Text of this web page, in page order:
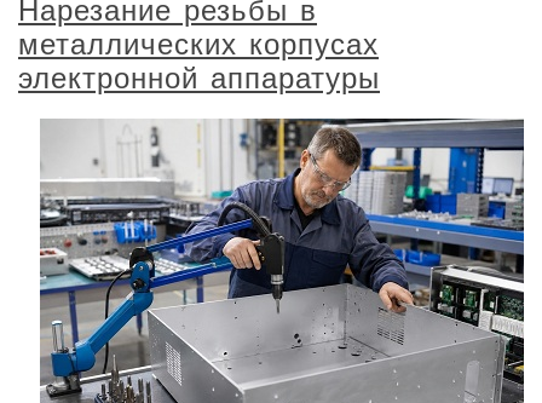
Нарезание резьбы в
металлических корпусах
электронной аппаратуры